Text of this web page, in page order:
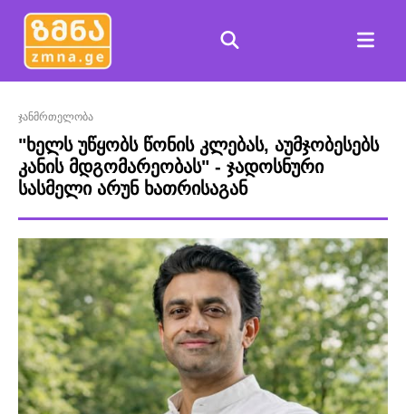
ჯანმრთელობა
"ხელს უწყობს წონის კლებას, აუმჯობესებს
კანის მდგომარეობას" - ჯადოსნური
სასმელი არუნ ხათრისაგან